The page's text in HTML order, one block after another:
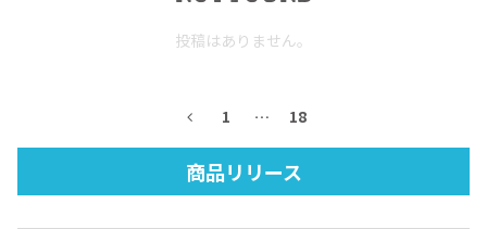
投稿はありません。
1 … 18
商品リリース